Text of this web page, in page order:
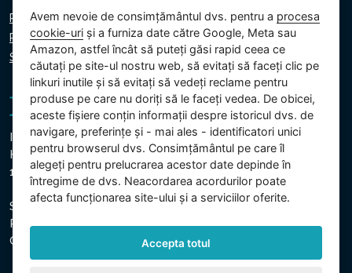
Politica de confidențialitate
Politica privind cookie-urile
Setări cookie
Intex Trading, s.r.o.
Hradecká 2526/3
130 00 Praga 3 - Republica Cehă
Societatea este înregistrată la Tribunalul Municipal din
Praga, Secțiunea C, Insert 74759
CUI: 26150808, CIF: CZ26150808
Avem nevoie de consimțământul dvs. pentru a procesa
cookie-uri și a furniza date către Google, Meta sau
Amazon, astfel încât să puteți găsi rapid ceea ce
căutați pe site-ul nostru web, să evitați să faceți clic pe
linkuri inutile și să evitați să vedeți reclame pentru
produse pe care nu doriți să le faceți vedea. De obicei,
aceste fișiere conțin informații despre istoricul dvs. de
navigare, preferințe și - mai ales - identificatori unici
pentru browserul dvs. Consimțământul pe care îl
alegeți pentru prelucrarea acestor date depinde în
întregime de dvs. Neacordarea acordurilor poate
afecta funcționarea site-ului și a serviciilor oferite.
Accepta totul